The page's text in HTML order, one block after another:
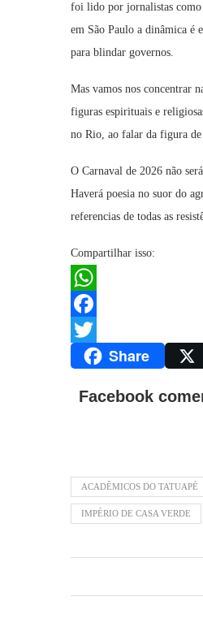
foi lido por jornalistas
em São Paulo a dinâmica é
para blindar governos.
Mas vamos nos concentrar
figuras espirituais e
no Rio, ao falar da figura
O Carnaval de 2026 não
Haverá poesia no suor do
referencias de todas as
Compartilhar isso:
WhatsApp
Facebook
Twitter Share
Facebook
ACADÊMICOS DO TATUAPÉ
IMPÉRIO DE CASA VERDE